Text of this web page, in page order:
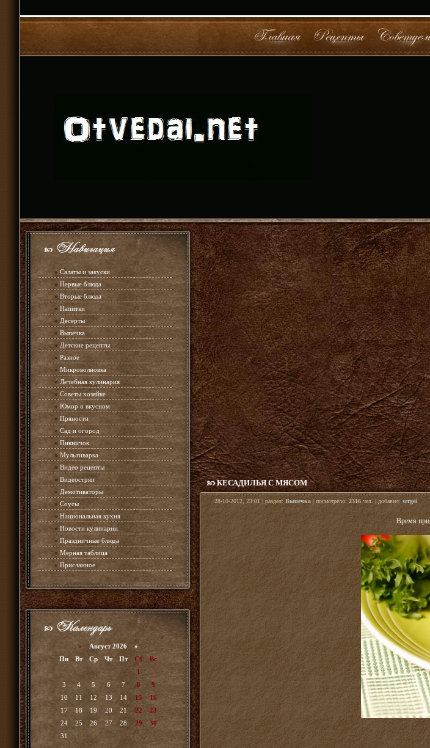
» Салаты и закуски
» Первые блюда
» Вторые блюда
» Напитки
»Десерты
» Выпечка
» Детские рецепты
» Разное
» Микроволновка
» Лечебная кулинария
» Советы хозяйке
» Юмор о вкусном
» Пряности
» Сад и огород
» Пикничок
» Мультиварка
» Видео рецепты
» Видеостряп
» Демотиваторы
» Соусы
» Национальная кухня
» Новости кулинарии
» Праздничные блюда
» Мерная таблица
» Присланное
« Август 2026 »
Пн
Вт Ср Чт Пт Сб
Вс
1
2
3
4 5 6 7 8
9
10
11 12 13 14 15
16
17
18 19 20 21 22
23
24
25 26 27 28 29
30
31
КЕСАДИЛЬЯ С МЯСОМ
28-10-2012, 23:01 | раздел:Выпечка | посмотрело:2316чел. | добавил:sergei
Время